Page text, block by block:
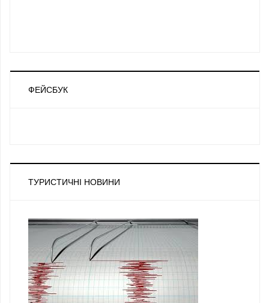
ФЕЙСБУК
ТУРИСТИЧНІ НОВИНИ